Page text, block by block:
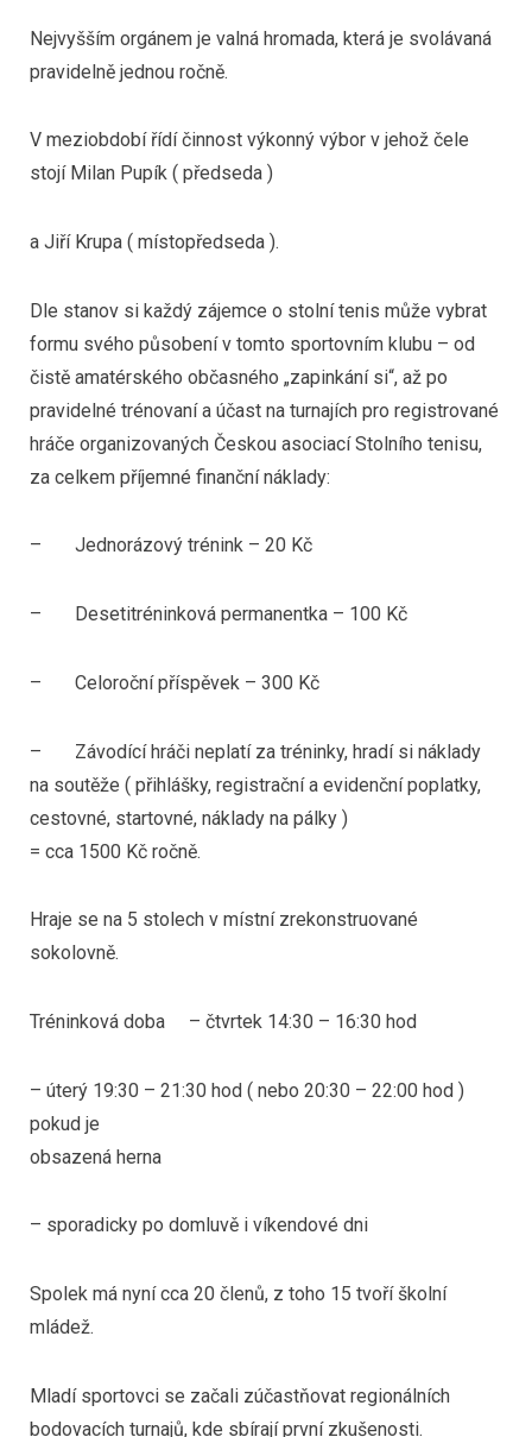
Nejvyšším orgánem je valná hromada, která je svolávaná
pravidelně jednou ročně.
V meziobdobí řídí činnost výkonný výbor v jehož čele
stojí Milan Pupík ( předseda )
a Jiří Krupa ( místopředseda ).
Dle stanov si každý zájemce o stolní tenis může vybrat
formu svého působení v tomto sportovním klubu – od
čistě amatérského občasného „zapinkání si“, až po
pravidelné trénovaní a účast na turnajích pro registrované
hráče organizovaných Českou asociací Stolního tenisu,
za celkem příjemné finanční náklady:
– Jednorázový trénink – 20 Kč
– Desetitréninková permanentka – 100 Kč
– Celoroční příspěvek – 300 Kč
– Závodící hráči neplatí za tréninky, hradí si náklady
na soutěže ( přihlášky, registrační a evidenční poplatky,
cestovné, startovné, náklady na pálky )
= cca 1500 Kč ročně.
Hraje se na 5 stolech v místní zrekonstruované
sokolovně.
Tréninková doba – čtvrtek 14:30 – 16:30 hod
– úterý 19:30 – 21:30 hod ( nebo 20:30 – 22:00 hod )
pokud je
obsazená herna
– sporadicky po domluvě i víkendové dni
Spolek má nyní cca 20 členů, z toho 15 tvoří školní
mládež.
Mladí sportovci se začali zúčastňovat regionálních
bodovacích turnajů, kde sbírají první zkušenosti.